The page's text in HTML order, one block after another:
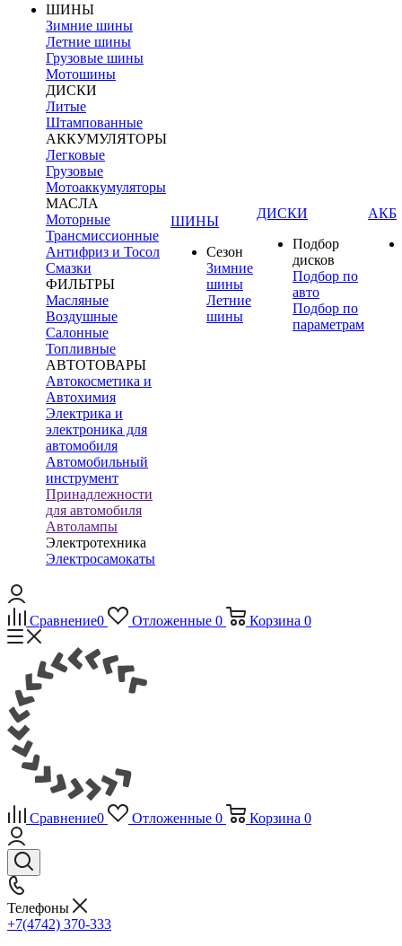
ШИНЫ
Зимние шины
Летние шины
Грузовые шины
Мотошины
ДИСКИ
Литые
Штампованные
АККУМУЛЯТОРЫ
Легковые
Грузовые
Мотоаккумуляторы
МАСЛА
Моторные
Трансмиссионные
Антифриз и Тосол
Смазки
ФИЛЬТРЫ
Масляные
Воздушные
Салонные
Топливные
АВТОТОВАРЫ
Автокосметика и
Автохимия
Электрика и
электроника для
автомобиля
Автомобильный
инструмент
Принадлежности
для автомобиля
Автолампы
Электротехника
Электросамокаты
ШИНЫ
Сезон
Зимние
шины
Летние
шины
ДИСКИ
Подбор
дисков
Подбор по
авто
Подбор по
параметрам
АКБ
Сравнение0 Отложенные 0 Корзина 0
Сравнение0 Отложенные 0 Корзина 0
Телефоны
+7(4742) 370-333